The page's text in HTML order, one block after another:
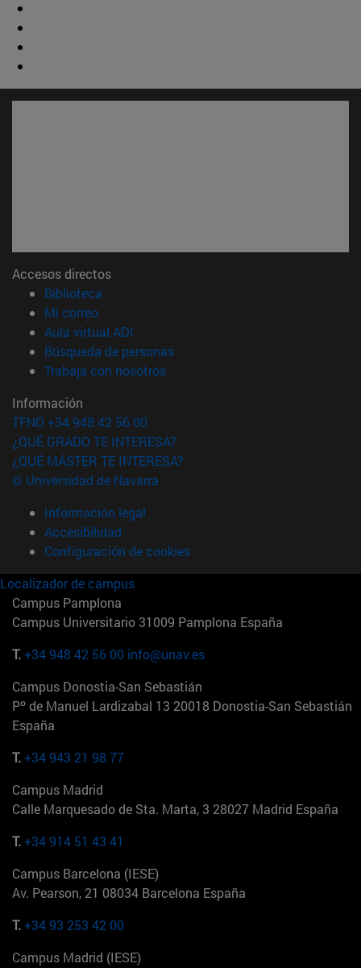
Accesos directos
Biblioteca
Mi correo(abre en nueva ventana)
Aula virtual ADI
Búsqueda de personas(abre en nueva ventana)
Trabaja con nosotros(abre en nueva ventana)
Información
TFNO +34 948 42 56 00
¿QUÉ GRADO TE INTERESA?
¿QUÉ MÁSTER TE INTERESA?
© Universidad de Navarra
Información legal
Accesibilidad
Configuración de cookies
Localizador de campus
Campus Pamplona
Campus Universitario 31009 Pamplona España
T.+34 948 42 56 00 info@unav.es
Campus Donostia-San Sebastián
Pº de Manuel Lardizabal 13 20018 Donostia-San Sebastián
España
T.+34 943 21 98 77
Campus Madrid
Calle Marquesado de Sta. Marta, 3 28027 Madrid España
T.+34 914 51 43 41
Campus Barcelona (IESE)
Av. Pearson, 21 08034 Barcelona España
T.+34 93 253 42 00
Campus Madrid (IESE)